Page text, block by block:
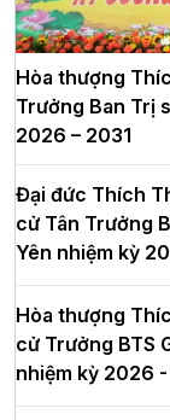
Hòa thượng
Trưởng Ban Trị
2026 – 2031
Đại đức Thích
cử Tân Trưởng
Yên nhiệm kỳ
Hòa thượng
cử Trưởng BTS
nhiệm kỳ 2026 -